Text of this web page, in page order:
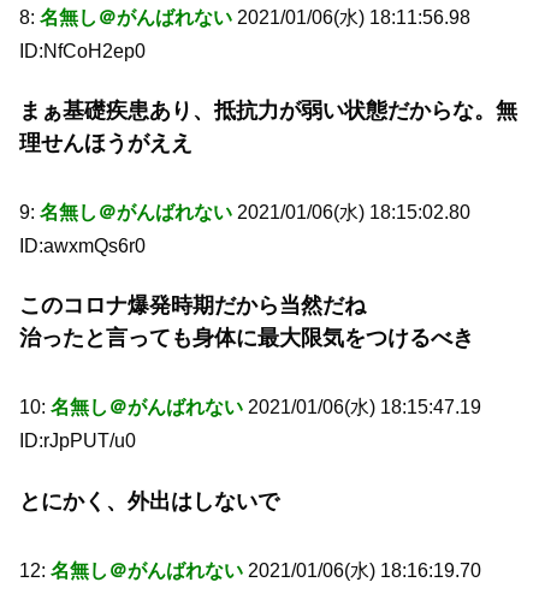
8: 名無し＠がんばれない 2021/01/06(水) 18:11:56.98
ID:NfCoH2ep0
まぁ基礎疾患あり、抵抗力が弱い状態だからな。無
理せんほうがええ
9: 名無し＠がんばれない 2021/01/06(水) 18:15:02.80
ID:awxmQs6r0
このコロナ爆発時期だから当然だね
治ったと言っても身体に最大限気をつけるべき
10: 名無し＠がんばれない 2021/01/06(水) 18:15:47.19
ID:rJpPUT/u0
とにかく、外出はしないで
12: 名無し＠がんばれない 2021/01/06(水) 18:16:19.70